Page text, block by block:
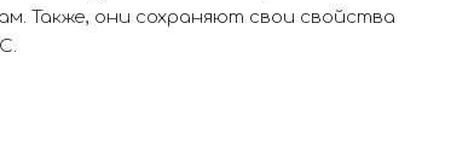
Также, они сохраняют свои свойства